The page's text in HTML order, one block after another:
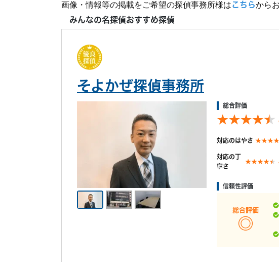
画像・情報等の掲載をご希望の探偵事務所様はこちらから
みんなの名探偵おすすめ探偵
そよかぜ探偵事務所
総合評価
対応のはやさ
対応の丁
寧さ
信頼性評価
総合評価